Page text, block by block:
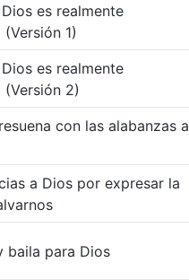
es realmente
1)
es realmente
(Versión 2)
con las alabanzas a
a Dios por expresar la
baila para Dios